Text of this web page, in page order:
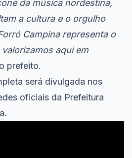
da música nordestina,
a cultura e o orgulho
Campina representa o
aqui em
prefeito.
será divulgada nos
oficiais da Prefeitura